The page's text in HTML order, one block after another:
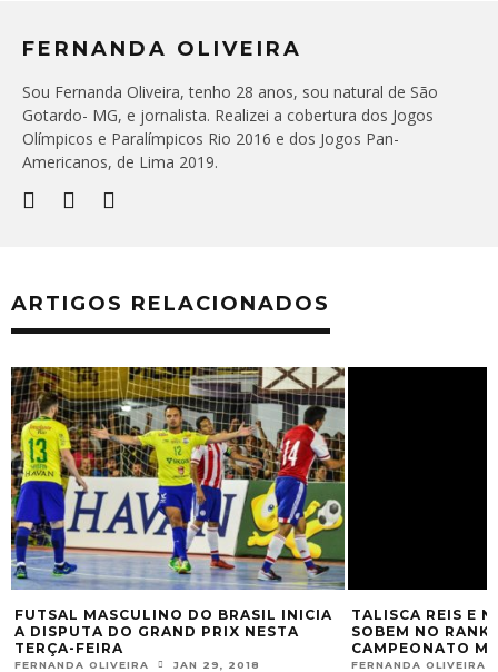
FERNANDA OLIVEIRA
Sou Fernanda Oliveira, tenho 28 anos, sou natural de São
Gotardo- MG, e jornalista. Realizei a cobertura dos Jogos
Olímpicos e Paralímpicos Rio 2016 e dos Jogos Pan-
Americanos, de Lima 2019.
ARTIGOS RELACIONADOS
FUTSAL MASCULINO DO BRASIL INICIA
A DISPUTA DO GRAND PRIX NESTA
TERÇA-FEIRA
FERNANDA OLIVEIRA JAN 29, 2018
TALISCA REIS E
SOBEM NO
CAMPEONATO
FERNANDA OLIVEIRA